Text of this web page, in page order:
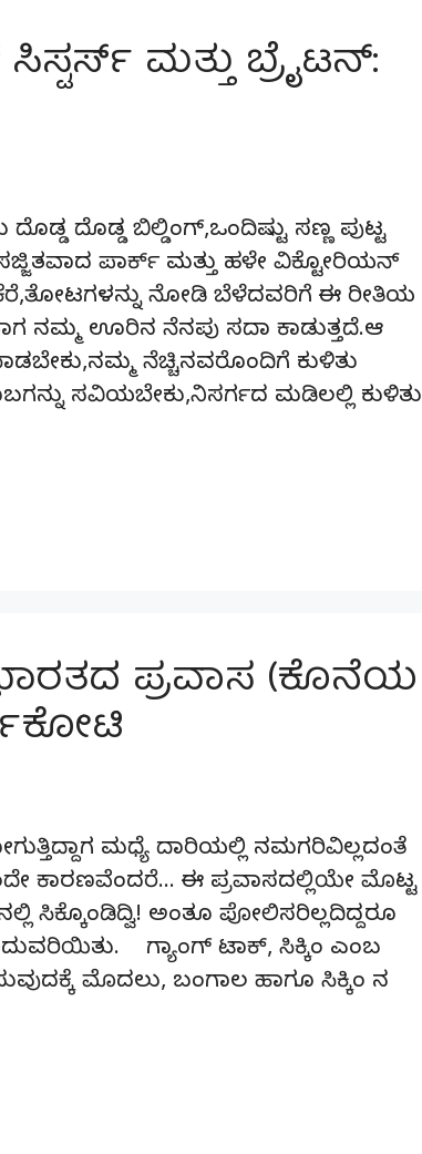
ಮತ್ತು ಬ್ರೈಟನ್:
ದೊಡ್ಡ ಬಿಲ್ಡಿಂಗ್,ಒಂದಿಷ್ಟು ಸಣ್ಣ ಪುಟ್ಟ
ಪಾರ್ಕ್ ಮತ್ತು ಹಳೇ ವಿಕ್ಟೋರಿಯನ್
ನೋಡಿ ಬೆಳೆದವರಿಗೆ ಈ ರೀತಿಯ
ನಮ್ಮ ಊರಿನ ನೆನಪು ಸದಾ ಕಾಡುತ್ತದೆ.ಆ
ನೆಚ್ಚಿನವರೊಂದಿಗೆ ಕುಳಿತು
ಸವಿಯಬೇಕು,ನಿಸರ್ಗದ ಮಡಿಲಲ್ಲಿ ಕುಳಿತು
ಪ್ರವಾಸ (ಕೊನೆಯ
ಮಧ್ಯೆ ದಾರಿಯಲ್ಲಿ ನಮಗರಿವಿಲ್ಲದಂತೆ
ಕಾರಣವೆಂದರೆ… ಈ ಪ್ರವಾಸದಲ್ಲಿಯೇ ಮೊಟ್ಟ
ಸಿಕ್ಕೊಂಡಿದ್ವಿ! ಅಂತೂ ಪೋಲಿಸರಿಲ್ಲದಿದ್ದರೂ
ಗ್ಯಾಂಗ್ ಟಾಕ್, ಸಿಕ್ಕಿಂ ಎಂಬ
ಮೊದಲು, ಬಂಗಾಲ ಹಾಗೂ ಸಿಕ್ಕಿಂ ನ